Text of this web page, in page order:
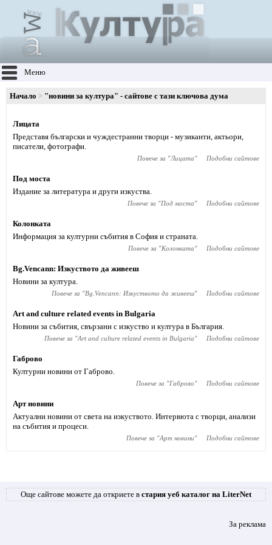
Меню
Начало "новини за култура" - сайтове с тази ключова дума
Лицата
Представя български и чуждестранни творци - музиканти, актьори,
писатели, фотографи.
Повече за "Лицата" Подобни сайтове
Под моста
Издание за литература и други изкуства.
Повече за "Под моста" Подобни сайтове
Колонката
Информация за културни събития в София и страната.
Повече за "Колонката" Подобни сайтове
Bg.Vencann: Изкуството да живееш
Новини за култура.
Повече за "Bg.Vencann: Изкуството да живееш" Подобни сайтове
Art and culture related events in Bulgaria
Новини за събития, свързани с изкуство и култура в България.
Повече за "Art and culture related events in Bulgaria" Подобни сайтове
Габрово
Културни новини от Габрово.
Повече за "Габрово" Подобни сайтове
Арт новини
Актуални новини от света на изкуството. Интервюта с творци, анализи
на събития и процеси.
Повече за "Арт новини" Подобни сайтове
Още сайтове можете да откриете в стария уеб каталог на LiterNet
За реклама